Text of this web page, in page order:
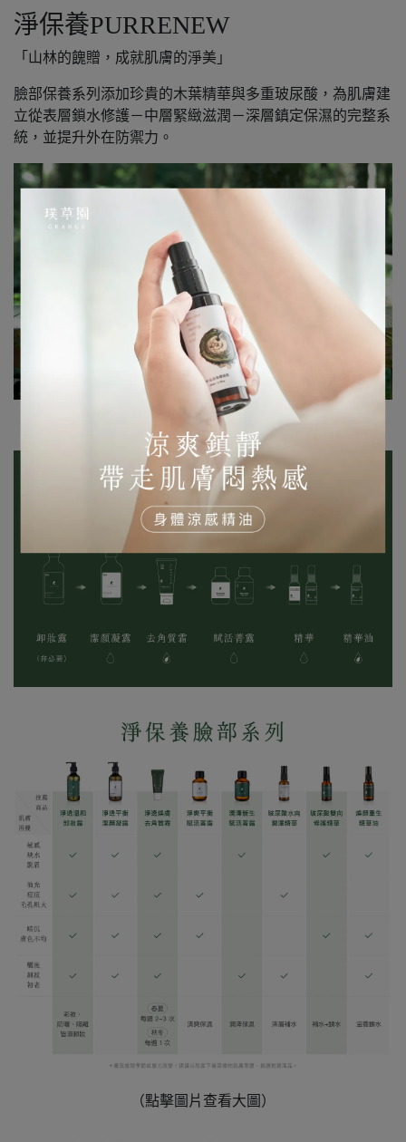
淨保養PURRENEW
「山林的餽贈，成就肌膚的淨美」
臉部保養系列添加珍貴的木葉精華與多重玻尿酸，為肌膚建
立從表層鎖水修護－中層緊緻滋潤－深層鎮定保濕的完整系
統，並提升外在防禦力。
（點擊圖片查看大圖）